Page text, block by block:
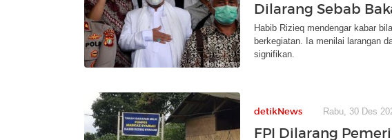
Dilarang Sebab
Habib Rizieq mendengar kabar
berkegiatan. Ia menilai larangan
signifikan.
detikNews Rabu, 30 Des
FPI Dilarang